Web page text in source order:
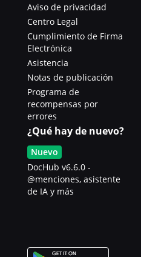
Aviso de privacidad
Centro Legal
Cumplimiento de Firma
Electrónica
Asistencia
Notas de publicación
Programa de
recompensas por
errores
¿Qué hay de nuevo?
Nuevo
DocHub v6.6.0 -
@menciones, asistente
de IA y más